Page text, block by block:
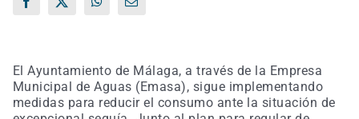
Facebook
X WhatsAppCorreo
El Ayuntamiento de Málaga, a través de la Empresa
Municipal de Aguas (Emasa), sigue implementando
medidas para reducir el consumo ante la situación de